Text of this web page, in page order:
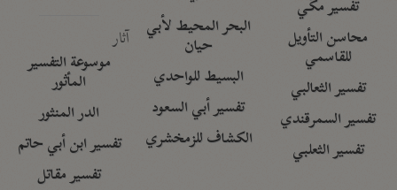
تفسير مكّي
محاسن التأويل
للقاسمي
تفسير الثعالبي
تفسير السمرقندي
تفسير الثعلبي
البحر المحيط لأبي
حيان
البسيط للواحدي
تفسير أبي السعود
الكشاف للزمخشري
آثار
موسوعة التفسير
المأثور
الدر المنثور
تفسير ابن أبي حاتم
تفسير مقاتل